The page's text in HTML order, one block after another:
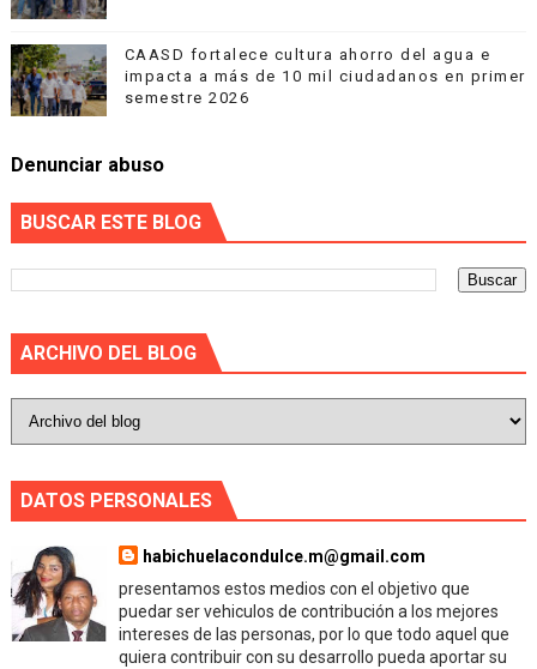
CAASD fortalece cultura ahorro del agua e
impacta a más de 10 mil ciudadanos en primer
semestre 2026
Denunciar abuso
BUSCAR ESTE BLOG
ARCHIVO DEL BLOG
DATOS PERSONALES
habichuelacondulce.m@gmail.com
presentamos estos medios con el objetivo que
puedar ser vehiculos de contribución a los mejores
intereses de las personas, por lo que todo aquel que
quiera contribuir con su desarrollo pueda aportar su